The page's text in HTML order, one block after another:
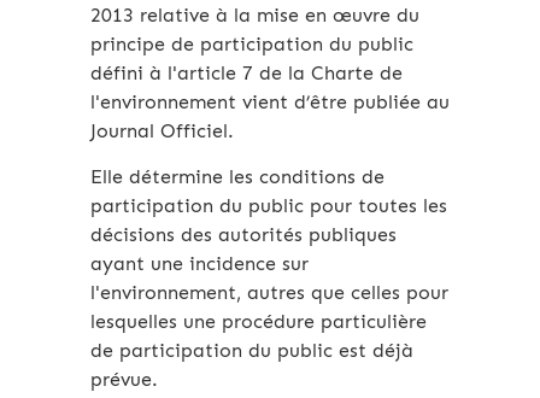
2013 relative à la mise en œuvre du
principe de participation du public
défini à l'article 7 de la Charte de
l'environnement vient d’être publiée au
Journal Officiel.
Elle détermine les conditions de
participation du public pour toutes les
décisions des autorités publiques
ayant une incidence sur
l'environnement, autres que celles pour
lesquelles une procédure particulière
de participation du public est déjà
prévue.